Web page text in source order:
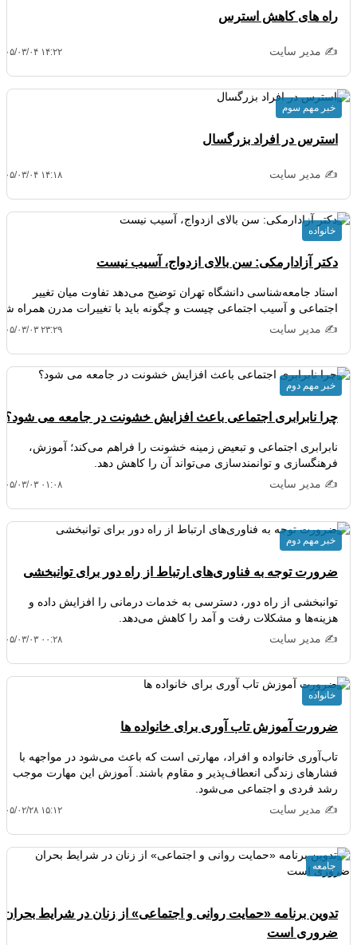
راه های کاهش استرس
✍️ مدیر سایت ۱۴۰۵/۰۳/۰۴
استرس در افراد بزرگسال
✍️ مدیر سایت ۱۴۰۵/۰۳/۰۴
خبر مهم سوم
دکتر آزادارمکی: سن بالای ازدواج، آسیب نیست
استاد جامعه‌شناسی دانشگاه تهران توضیح می‌دهد تفاوت میان تغییر
اجتماعی و آسیب اجتماعی چیست و چگونه باید با تغییرات مدرن همراه
✍️ مدیر سایت ۱۴۰۵/۰۳/۰۳
خانواده
چرا نابرابری اجتماعی باعث افزایش خشونت در جامعه می شود؟
نابرابری اجتماعی و تبعیض زمینه خشونت را فراهم می‌کند؛ آموزش،
فرهنگسازی و توانمندسازی می‌تواند آن را کاهش دهد.
✍️ مدیر سایت ۱۴۰۵/۰۳/۰۳
خبر مهم دوم
ضرورت توجه به فناوری‌های ارتباط از راه دور برای توانبخشی
توانبخشی از راه دور، دسترسی به خدمات درمانی را افزایش داده و
هزینه‌ها و مشکلات رفت و آمد را کاهش می‌دهد.
✍️ مدیر سایت ۱۴۰۵/۰۳/۰۳
خبر مهم دوم
ضرورت آموزش تاب آوری برای خانواده ها
تاب‌آوری خانواده و افراد، مهارتی است که باعث می‌شود در مواجهه با
فشارهای زندگی انعطاف‌پذیر و مقاوم باشند. آموزش این مهارت موجب
رشد فردی و اجتماعی می‌شود.
✍️ مدیر سایت ۱۴۰۵/۰۲/۲۸
خانواده
تدوین برنامه «حمایت روانی و اجتماعی» از زنان در شرایط بحران
ضروری است
جامعه